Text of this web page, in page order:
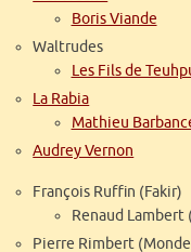
Boris Viande
Waltrudes
Les Fils de
La Rabia
Mathieu
Audrey Vernon
François Ruffin (Fakir)
Renaud
Pierre Rimbert